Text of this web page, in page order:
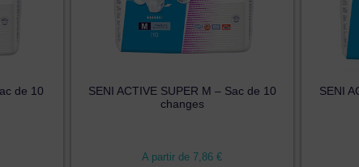
de 10
SENI ACTIVE SUPER M – Sac de 10
changes
A partir de 7,86€
SENI